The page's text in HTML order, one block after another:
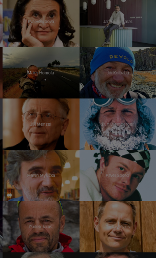
Eva Holubová Jannis Samaras
Matěj Homola Jiří Kolbaba
Jiří Menzel Kurt Diemberger
Martin Myšička Pavel Šporcl
Radek Jaroš Tomáš Kraus